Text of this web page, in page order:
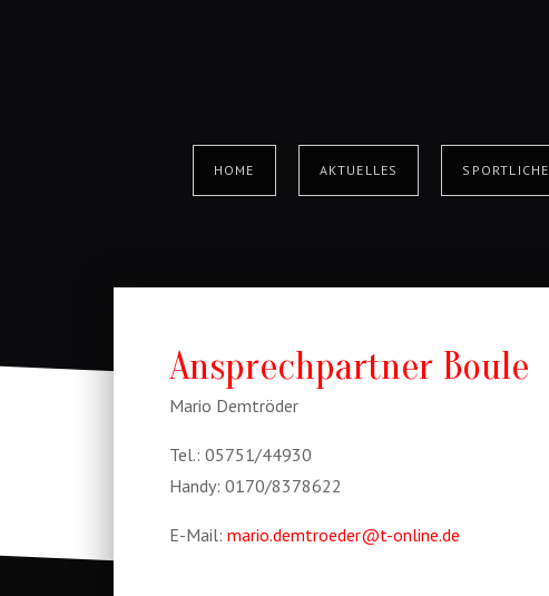
HOME AKTUELLES
Ansprechpartner Boule
Mario Demtröder
Tel.: 05751/44930
Handy: 0170/8378622
E-Mail: mario.demtroeder@t-online.de